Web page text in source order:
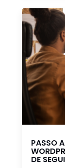
PASSO
DE